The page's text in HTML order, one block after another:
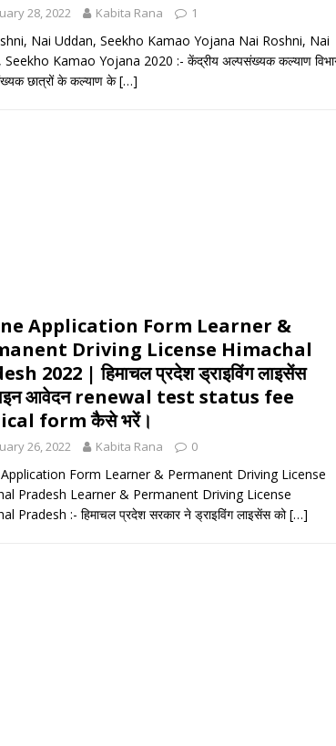
28, 2022 Kabita Rana 1
Nai Uddan, Seekho Kamao Yojana Nai Roshni, Nai
Seekho Kamao Yojana 2020 :- केंद्रीय अल्पसंख्यक कल्याण
छात्रों के कल्याण के[…]
Application Form Learner &
Driving License Himachal
2022 | हिमाचल प्रदेश ड्राइविंग लाइसेंस
आवेदन renewal test status fee
form कैसे भरें।
26, 2022 Kabita Rana 0
Form Learner & Permanent Driving License
Pradesh Learner & Permanent Driving License
Pradesh :- हिमाचल प्रदेश सरकार ने ड्राइविंग लाइसेंस को[…]